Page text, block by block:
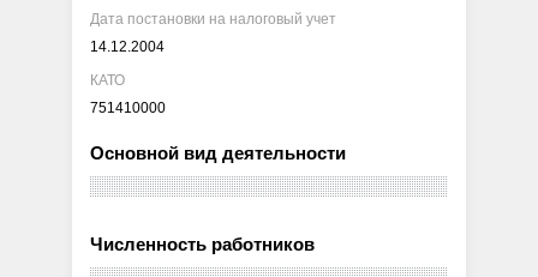
Дата постановки на налоговый учет
14.12.2004
КАТО
751410000
Основной вид деятельности
Численность работников